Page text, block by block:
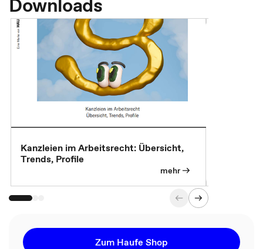
Kanzleien im Arbeitsrecht: Übersicht,
Trends, Profile
mehr
Zum Haufe Shop